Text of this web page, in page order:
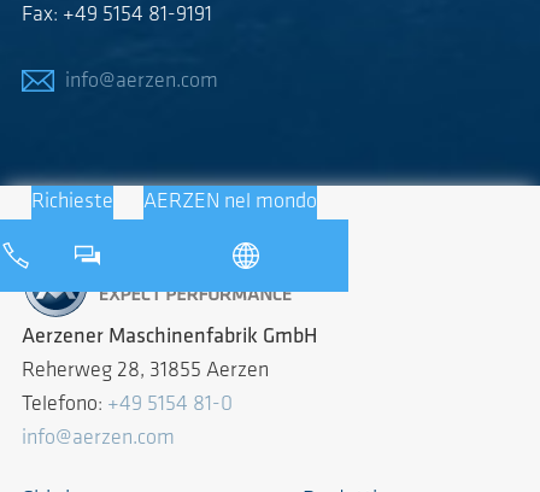
Fax: +49 5154 81-9191
info@aerzen.com
Richieste AERZEN nel mondo
Aerzener Maschinenfabrik GmbH
Reherweg 28, 31855 Aerzen
Telefono: +49 5154 81-0
info@aerzen.com